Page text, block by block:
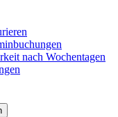
nach Wochentagen